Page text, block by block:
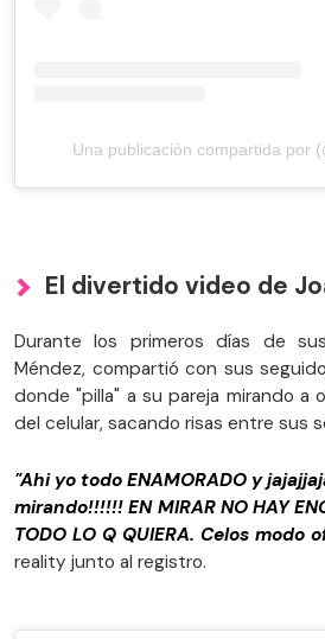
Una publicación compartida por
El divertido video de
Durante los primeros días de
Méndez, compartió con sus
donde "pilla" a su pareja mirando a
del celular, sacando risas entre sus
"Ahi yo todo ENAMORADO y
mirando!!!!!! EN MIRAR NO HAY
TODO LO Q QUIERA. Celos modo
reality junto al registro.